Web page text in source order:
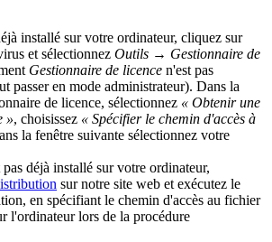
installé sur votre ordinateur, cliquez sur
et sélectionnez Outils → Gestionnaire de
Gestionnaire de licence n'est pas
passer en mode administrateur). Dans la
de licence, sélectionnez « Obtenir une
», choisissez « Spécifier le chemin d'accès à
la fenêtre suivante sélectionnez votre
déjà installé sur votre ordinateur,
sur notre site web et exécutez le
en spécifiant le chemin d'accès au fichier
l'ordinateur lors de la procédure